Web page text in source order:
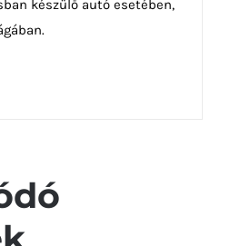
készülő autó esetében,